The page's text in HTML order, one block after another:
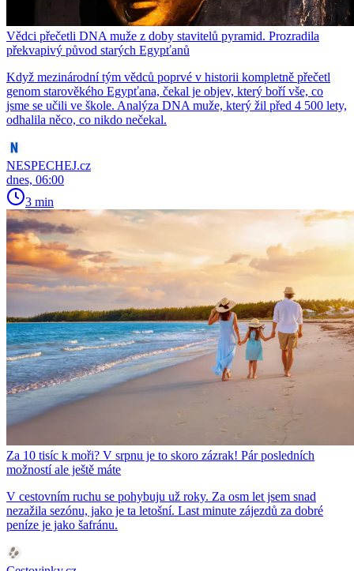
Vědci přečetli DNA muže z doby stavitelů pyramid. Prozradila
překvapivý původ starých Egypťanů
Když mezinárodní tým vědců poprvé v historii kompletně přečetl
genom starověkého Egypťana, čekal je objev, který boří vše, co
jsme se učili ve škole. Analýza DNA muže, který žil před 4 500 lety,
odhalila něco, co nikdo nečekal.
NESPECHEJ.cz
dnes, 06:00
3 min
Za 10 tisíc k moři? V srpnu je to skoro zázrak! Pár posledních
možností ale ještě máte
V cestovním ruchu se pohybuju už roky. Za osm let jsem snad
nezažila sezónu, jako je ta letošní. Last minute zájezdů za dobré
peníze je jako šafránu.